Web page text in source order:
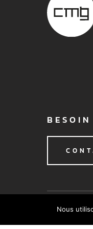
Nous